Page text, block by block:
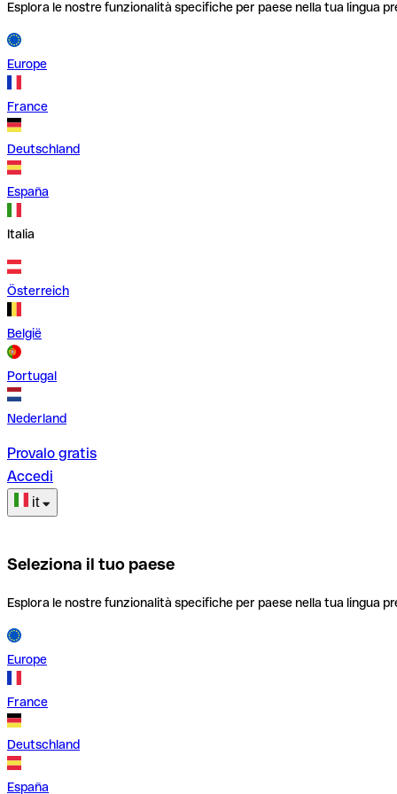
Esplora le nostre funzionalità specifiche per paese nella tua lingua
Europe
France
Deutschland
España
Italia
Österreich
België
Portugal
Nederland
Provalo gratis
Accedi
it
Seleziona il tuo paese
Esplora le nostre funzionalità specifiche per paese nella tua lingua
Europe
France
Deutschland
España